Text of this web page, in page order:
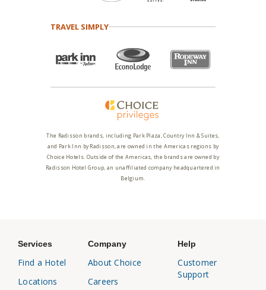
TRAVEL SIMPLY
The Radisson brands, including Park Plaza, Country Inn & Suites,
and Park Inn by Radisson, are owned in the Americas regions by
Choice Hotels. Outside of the Americas, the brands are owned by
Radisson Hotel Group, an unaffiliated company headquartered in
Belgium.
Services
Find a Hotel
Locations
Company
About Choice
Careers
Help
Customer
Support